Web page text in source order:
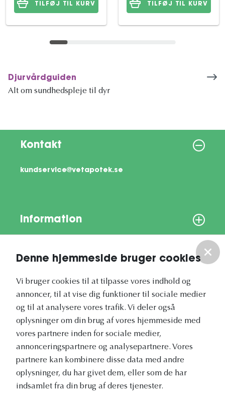
Denne hjemmeside bruger cookies
Vi bruger cookies til at tilpasse vores indhold og
annoncer, til at vise dig funktioner til sociale medier
og til at analysere vores trafik. Vi deler også
oplysninger om din brug af vores hjemmeside med
vores partnere inden for sociale medier,
annonceringspartnere og analysepartnere. Vores
partnere kan kombinere disse data med andre
oplysninger, du har givet dem, eller som de har
indsamlet fra din brug af deres tjenester.
TILFØJ TIL KURV TILFØJ TIL KURV
Djurvårdguiden
Alt om sundhedspleje til dyr
Kontakt
kundservice@vetapotek.se
Information
Vores nyhedsbrev
Vetapotek.dk er en del af
Evidensia
Dyresundhedspleje